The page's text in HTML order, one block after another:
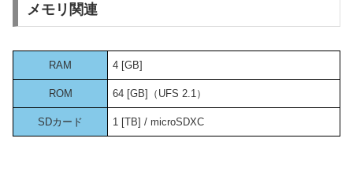
メモリ関連
RAM 4 [GB]
ROM 64 [GB]（UFS 2.1）
SDカード 1 [TB] / microSDXC